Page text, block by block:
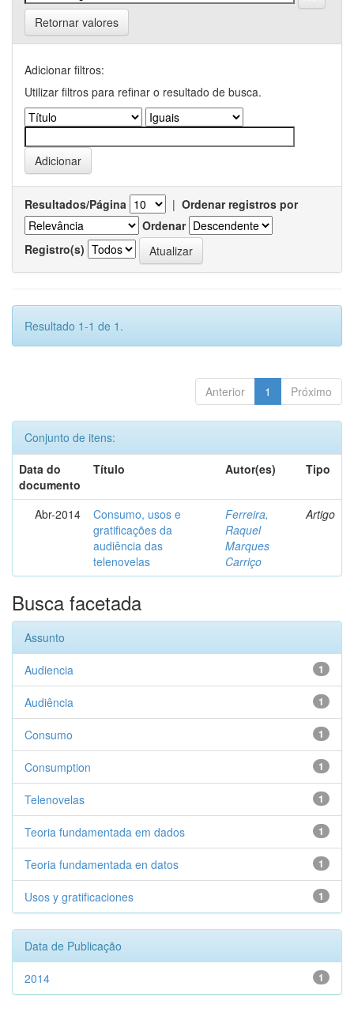
Retornar valores
Adicionar filtros:
Utilizar filtros para refinar o resultado de busca.
Resultados/Página | Ordenar registros por
Ordenar
Registro(s)
Resultado 1-1 de 1.
Anterior 1 Próximo
Conjunto de itens:
Data do
documento
Título Autor(es) Tipo
Abr-2014
Consumo, usos e
gratificações da
audiência das
telenovelas
Ferreira,
Raquel
Marques
Carriço
Artigo
Busca facetada
Assunto
1
Audiencia
1
Audiência
1
Consumo
1
Consumption
1
Telenovelas
1
Teoria fundamentada em dados
1
Teoria fundamentada en datos
1
Usos y gratificaciones
Data de Publicação
1
2014